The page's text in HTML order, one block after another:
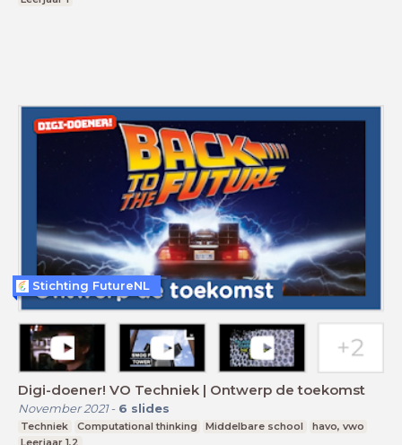
Digi-doener! VO Techniek | Ontwerp de toekomst
November 2021- 6 slides
Techniek Computational thinking Middelbare school
havo, vwo
Leerjaar 1,2
Stichting FutureNL